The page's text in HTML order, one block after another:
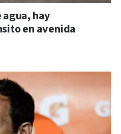
agua, hay
en avenida